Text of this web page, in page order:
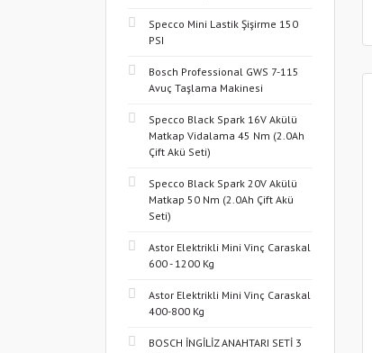
Specco Mini Lastik Şişirme 150
PSI
Bosch Professional GWS 7-115
Avuç Taşlama Makinesi
Specco Black Spark 16V Akülü
Matkap Vidalama 45 Nm (2.0Ah
Çift Akü Seti)
Specco Black Spark 20V Akülü
Matkap 50 Nm (2.0Ah Çift Akü
Seti)
Astor Elektrikli Mini Vinç Caraskal
600 - 1200 Kg
Astor Elektrikli Mini Vinç Caraskal
400-800 Kg
BOSCH İNGİLİZ ANAHTARI SETİ 3